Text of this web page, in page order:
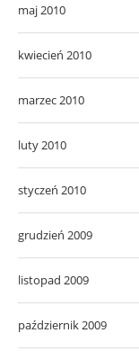
maj 2010
kwiecień 2010
marzec 2010
luty 2010
styczeń 2010
grudzień 2009
listopad 2009
październik 2009